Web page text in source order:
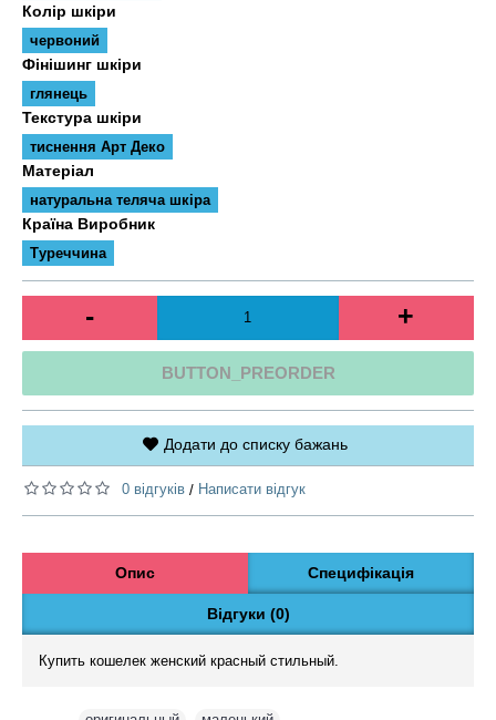
Колір шкіри
червоний
Фінішинг шкіри
глянець
Текстура шкіри
тиснення Арт Деко
Матеріал
натуральна теляча шкіра
Країна Виробник
Туреччина
- +
BUTTON_PREORDER
Додати до списку бажань
0 відгуків / Написати відгук
Опис Специфікація
Відгуки (0)
Купить кошелек женский красный стильный.